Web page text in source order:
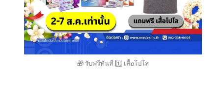
🎁 รับฟรีทันที 1️⃣ เสื้อโปโล